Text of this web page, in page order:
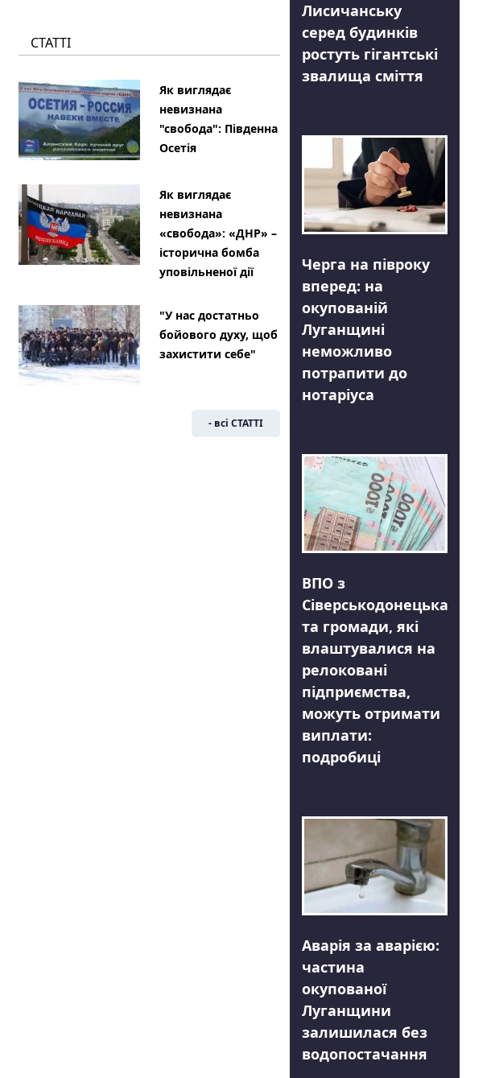
СТАТТІ
Як виглядає
невизнана
"свобода": Південна
Осетія
Як виглядає
невизнана
«свобода»: «ДНР» –
історична бомба
уповільненої дії
"У нас достатньо
бойового духу, щоб
захистити себе"
- всі СТАТТІ
Лисичанську
серед будинків
ростуть гігантські
звалища сміття
Черга на півроку
вперед: на
окупованій
Луганщині
неможливо
потрапити до
нотаріуса
ВПО з
Сіверськодонецька
та громади, які
влаштувалися на
релоковані
підприємства,
можуть отримати
виплати:
подробиці
Аварія за аварією:
частина
окупованої
Луганщини
залишилася без
водопостачання